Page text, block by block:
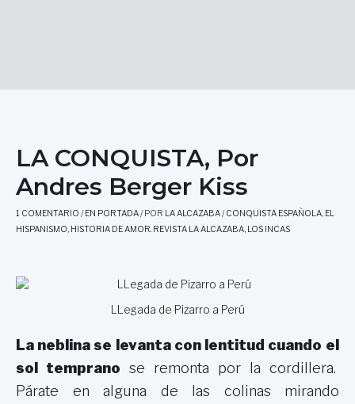
LA CONQUISTA, Por
Andres Berger Kiss
1 COMENTARIO /EN PORTADA/ POR LA ALCAZABA/CONQUISTA ESPAÑOLA, EL
HISPANISMO, HISTORIA DE AMOR. REVISTA LA ALCAZABA, LOS INCAS
LLegada de Pizarro a Perú
La neblina se levanta con lentitud cuando el
sol
temprano se remonta por la cordillera.
Párate en alguna de las colinas mirando